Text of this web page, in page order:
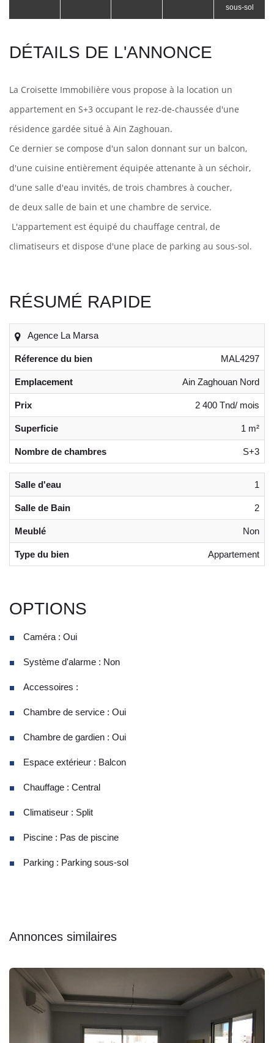
sous-sol
DÉTAILS DE L'ANNONCE
La Croisette Immobilière vous propose à la location un
appartement en S+3 occupant le rez-de-chaussée d'une
résidence gardée situé à Ain Zaghouan.
Ce dernier se compose d'un salon donnant sur un balcon,
d'une cuisine entièrement équipée attenante à un séchoir,
d'une salle d'eau invités, de trois chambres à coucher,
de deux salle de bain et une chambre de service.
L'appartement est équipé du chauffage central, de
climatiseurs et dispose d'une place de parking au sous-sol.
RÉSUMÉ RAPIDE
Agence La Marsa
Réference du bien MAL4297
Emplacement Ain Zaghouan Nord
Prix 2 400 Tnd/ mois
Superficie 1 m²
Nombre de chambres S+3
Salle d'eau 1
Salle de Bain 2
Meublé Non
Type du bien Appartement
OPTIONS
Caméra : Oui
Système d'alarme : Non
Accessoires :
Chambre de service : Oui
Chambre de gardien : Oui
Espace extérieur : Balcon
Chauffage : Central
Climatiseur : Split
Piscine : Pas de piscine
Parking : Parking sous-sol
Annonces similaires